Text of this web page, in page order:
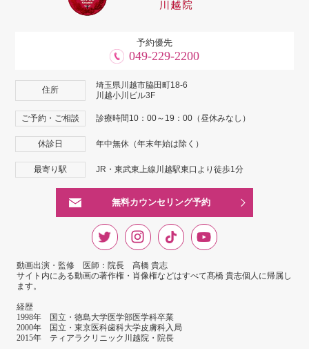
予約優先
049-229-2200
住所
埼玉県川越市脇田町18-6
川越小川ビル3F
ご予約・ご相談 診療時間10：00～19：00（昼休みなし）
休診日 年中無休（年末年始は除く）
最寄り駅 JR・東武東上線川越駅東口より徒歩1分
無料カウンセリング予約
動画出演・監修 医師：院長 髙橋 貴志
サイト内にある動画の著作権・肖像権などはすべて髙橋 貴志個人に帰属し
ます。
経歴
1998年 国立・徳島大学医学部医学科卒業
2000年 国立・東京医科歯科大学皮膚科入局
2015年 ティアラクリニック川越院・院長